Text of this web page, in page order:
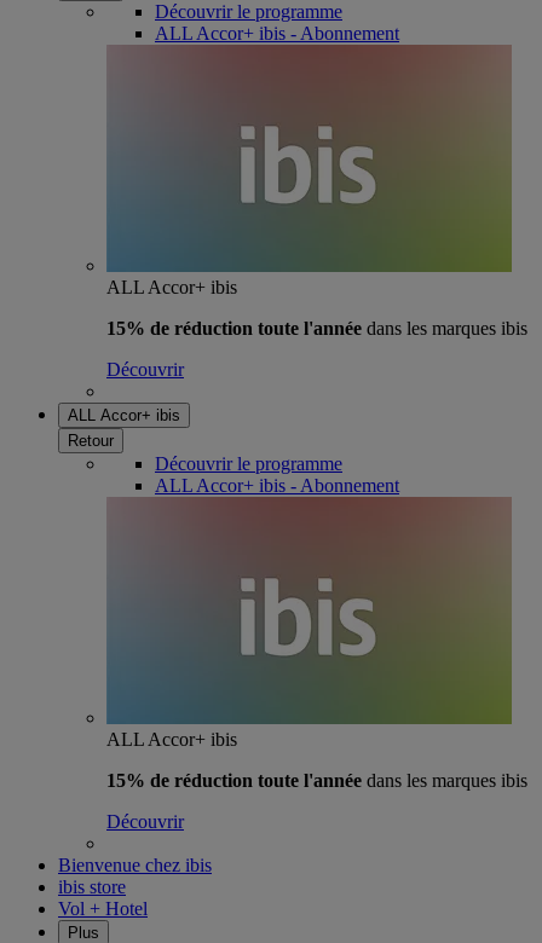
Découvrir le programme
ALL Accor+ ibis - Abonnement
ALL Accor+ ibis
15% de réduction toute l'année dans les marques ibis
Découvrir
ALL Accor+ ibis
Retour
Découvrir le programme
ALL Accor+ ibis - Abonnement
ALL Accor+ ibis
15% de réduction toute l'année dans les marques ibis
Découvrir
Bienvenue chez ibis
ibis store
Vol + Hotel
Plus